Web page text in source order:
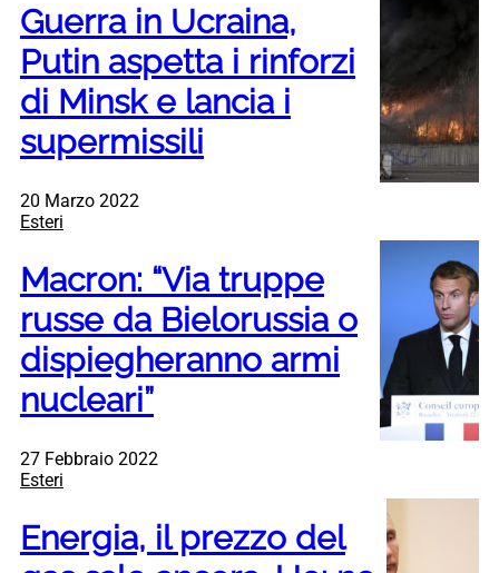
Guerra in Ucraina,
Putin aspetta i rinforzi
di Minsk e lancia i
supermissili
20 Marzo 2022
Esteri
Macron: “Via truppe
russe da Bielorussia o
dispiegheranno armi
nucleari”
27 Febbraio 2022
Esteri
Energia, il prezzo del